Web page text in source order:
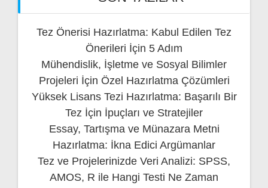
Tez Önerisi Hazırlatma: Kabul Edilen Tez
Önerileri İçin 5 Adım
Mühendislik, İşletme ve Sosyal Bilimler
Projeleri İçin Özel Hazırlatma Çözümleri
Yüksek Lisans Tezi Hazırlatma: Başarılı Bir
Tez İçin İpuçları ve Stratejiler
Essay, Tartışma ve Münazara Metni
Hazırlatma: İkna Edici Argümanlar
Tez ve Projelerinizde Veri Analizi: SPSS,
AMOS, R ile Hangi Testi Ne Zaman